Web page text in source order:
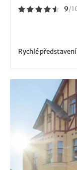
9/
Rychlépředstavení